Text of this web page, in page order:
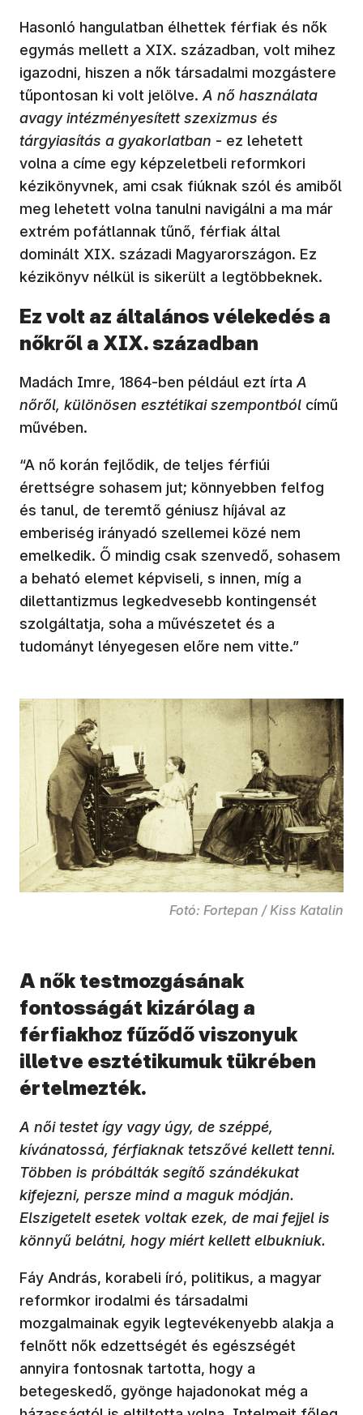
Hasonló hangulatban élhettek férfiak és nők
egymás mellett a XIX. században, volt mihez
igazodni, hiszen a nők társadalmi mozgástere
tűpontosan ki volt jelölve. A nő használata
avagy intézményesített szexizmus és
tárgyiasítás a gyakorlatban - ez lehetett
volna a címe egy képzeletbeli reformkori
kézikönyvnek, ami csak fiúknak szól és amiből
meg lehetett volna tanulni navigálni a ma már
extrém pofátlannak tűnő, férfiak által
dominált XIX. századi Magyarországon. Ez
kézikönyv nélkül is sikerült a legtöbbeknek.
Ez volt az általános vélekedés a
nőkről a XIX. században
Madách Imre, 1864-ben például ezt írta A
nőről, különösen esztétikai szempontból című
művében.
“A nő korán fejlődik, de teljes férfiúi
érettségre sohasem jut; könnyebben felfog
és tanul, de teremtő géniusz híjával az
emberiség irányadó szellemei közé nem
emelkedik. Ő mindig csak szenvedő, sohasem
a beható elemet képviseli, s innen, míg a
dilettantizmus legkedvesebb kontingensét
szolgáltatja, soha a művészetet és a
tudományt lényegesen előre nem vitte.”
Fotó: Fortepan / Kiss Katalin
A nők testmozgásának
fontosságát kizárólag a
férfiakhoz fűződő viszonyuk
illetve esztétikumuk tükrében
értelmezték.
A női testet így vagy úgy, de széppé,
kívánatossá, férfiaknak tetszővé kellett tenni.
Többen is próbálták segítő szándékukat
kifejezni, persze mind a maguk módján.
Elszigetelt esetek voltak ezek, de mai fejjel is
könnyű belátni, hogy miért kellett elbukniuk.
Fáy András, korabeli író, politikus, a magyar
reformkor irodalmi és társadalmi
mozgalmainak egyik legtevékenyebb alakja a
felnőtt nők edzettségét és egészségét
annyira fontosnak tartotta, hogy a
betegeskedő, gyönge hajadonokat még a